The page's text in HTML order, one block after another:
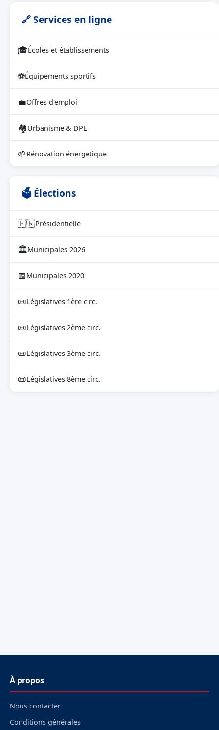
🔗 Services en ligne
🎓Écoles et établissements
⚽Équipements sportifs
💼Offres d'emploi
🏘Urbanisme & DPE
🌱Rénovation énergétique
🗳 Élections
🇫🇷Présidentielle
🏛Municipales 2026
📅Municipales 2020
📜Législatives 1ère circ.
📜Législatives 2ème circ.
📜Législatives 3ème circ.
📜Législatives 8ème circ.
À propos
Nous contacter
Conditions générales